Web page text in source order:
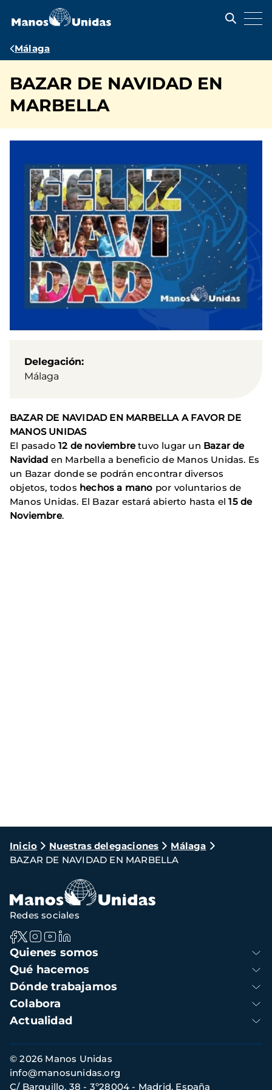
contenido
Ruta
navegación
Málaga
BAZAR DE NAVIDAD EN
MARBELLA
Delegación
Málaga
BAZAR DE NAVIDAD EN MARBELLA A FAVOR DE
MANOS UNIDAS
El pasado 12 de noviembretuvo lugar un Bazar de
Navidad en Marbella a beneficio de Manos Unidas. Es
un Bazar donde se podrán encontrar diversos
objetos, todos hechos a mano por voluntarios de
Manos Unidas. El Bazar estará abierto hasta el15 de
Noviembre.
Ruta
de
navegación
Inicio Nuestras delegaciones
Málaga
BAZAR DE NAVIDAD EN MARBELLA
Navegación
principal
Quienes somos
Qué hacemos
Dónde trabajamos
Colabora
Actualidad
Redes sociales
Información
de
contacto
© 2026 Manos Unidas
C/ Barquillo, 38 - 3º28004 - Madrid, España
info@manosunidas.org